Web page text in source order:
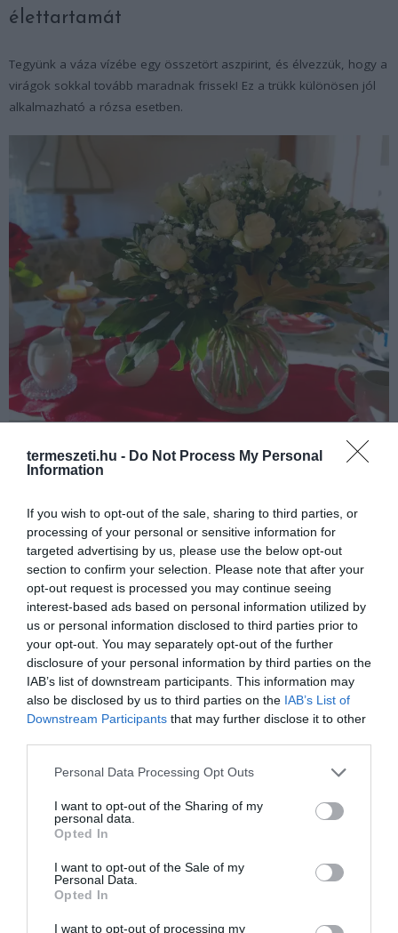
termeszeti.hu - Do Not Process My Personal
Information
If you wish to opt-out of the sale, sharing to third parties, or
processing of your personal or sensitive information for
targeted advertising by us, please use the below opt-out
section to confirm your selection. Please note that after your
opt-out request is processed you may continue seeing
interest-based ads based on personal information utilized by
us or personal information disclosed to third parties prior to
your opt-out. You may separately opt-out of the further
disclosure of your personal information by third parties on the
IAB’s list of downstream participants. This information may
also be disclosed by us to third parties on the IAB’s List of
Downstream Participants that may further disclose it to other
Please note that this website/app uses one or more Google
not limited to your visit or usage behaviour. You may click to
grant or deny consent to Google and its third-party tags to
use your data for below specified purposes in below Google
consent section.
Personal Data Processing Opt Outs
I want to opt-out of the Sharing of my
personal data.
Opted In
I want to opt-out of the Sale of my
Personal Data.
Opted In
I want to opt-out of processing my
élettartamát
Tegyünk a váza vízébe egy összetört aszpirint, és élvezzük, hogy a
virágok sokkal tovább maradnak frissek! Ez a trükk különösen jól
alkalmazható a rózsa esetben.